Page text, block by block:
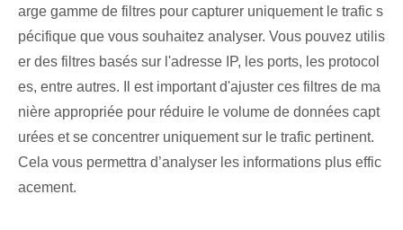
arge gamme de filtres pour capturer uniquement le trafic s
pécifique que vous souhaitez analyser. Vous pouvez utilis
er des filtres basés sur l'adresse IP, les ports, les protocol
es, entre autres. Il est important d'ajuster ces filtres de ma
nière appropriée pour réduire le volume de données capt
urées et se concentrer uniquement sur le trafic pertinent.
Cela vous permettra d’analyser les informations plus effic
acement.